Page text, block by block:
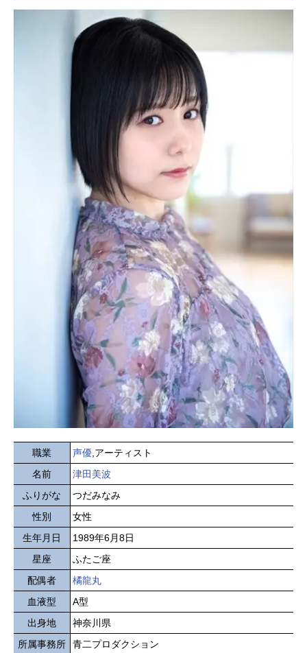
職業 声優 ,アーティスト
名前
津田美波
ふりがな
つだみなみ
性別
女性
生年月日
1989年6月8日
星座
ふたご座
配偶者
橘龍丸
血液型
A型
出身地
神奈川県
所属事務所
青二プロダクション